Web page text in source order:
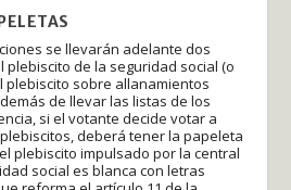
se llevarán adelante dos
de la seguridad social (o
plebiscito sobre allanamientos
de llevar las listas de los
si el votante decide votar a
deberá tener la papeleta
plebiscito impulsado por la central
social es blanca con letras